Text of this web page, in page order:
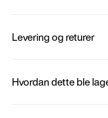
Levering og returer
Hvordan dette ble